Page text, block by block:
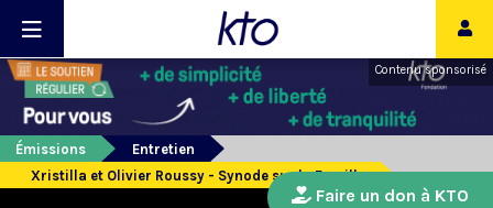
Contenu sponsorisé
Émissions
Entretien
Xristilla et Olivier Roussy - Synode sur la Famille
Faire un don à KTO